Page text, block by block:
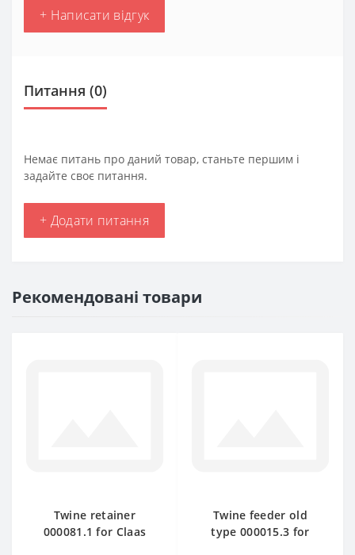
+ Написати відгук
Питання (0)
Немає питань про даний товар, станьте першим і
задайте своє питання.
+ Додати питання
Рекомендовані товари
Twine retainer
000081.1 for Claas
Twine feeder old
type 000015.3 for